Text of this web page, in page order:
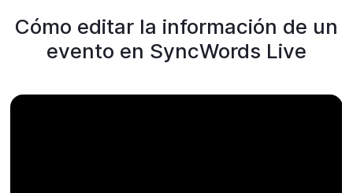
Cómo editar la información de un
evento en SyncWords Live